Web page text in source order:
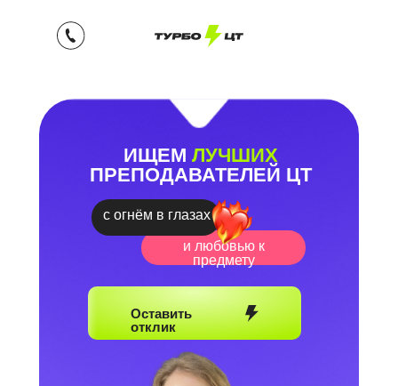
ИЩЕМ ЛУЧШИХ
ПРЕПОДАВАТЕЛЕЙ ЦТ
и любовью к
предмету
с огнём в глазах
Оставить
отклик